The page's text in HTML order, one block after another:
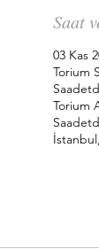
Saat
03 Kas
Torium
Torium